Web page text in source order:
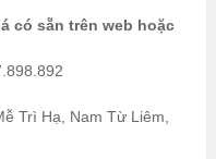
có sẵn trên web hoặc
Trì Hạ, Nam Từ Liêm,